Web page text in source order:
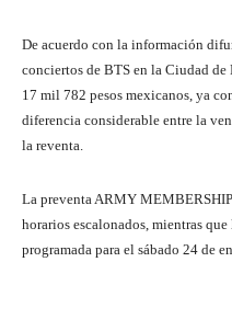
De acuerdo con la información
conciertos de BTS en la Ciudad
17 mil 782 pesos mexicanos, ya
diferencia considerable entre la
la reventa.
La preventa ARMY
horarios escalonados, mientras
programada para el sábado 24 de